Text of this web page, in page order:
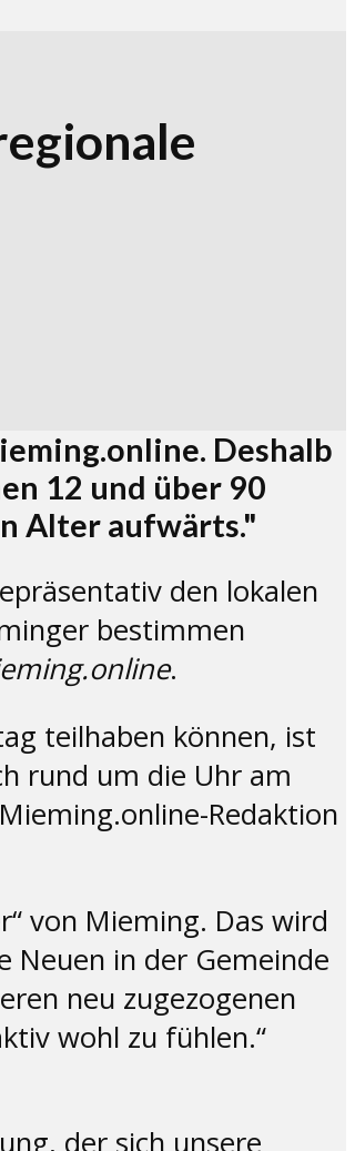
Deshalb
12 und über 90
Alter aufwärts."
den lokalen
bestimmen
.
teilhaben können, ist
rund um die Uhr am
Redaktion
von Mieming. Das wird
Neuen in der Gemeinde
neu zugezogenen
wohl zu fühlen.“
der sich unsere